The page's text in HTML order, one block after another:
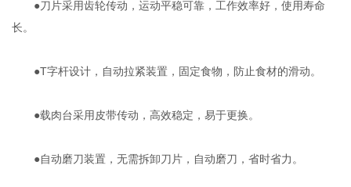
●刀片采用齿轮传动，运动平稳可靠，工作效率好，使用寿命
长。
●T字杆设计，自动拉紧装置，固定食物，防止食材的滑动。
●载肉台采用皮带传动，高效稳定，易于更换。
●自动磨刀装置，无需拆卸刀片，自动磨刀，省时省力。